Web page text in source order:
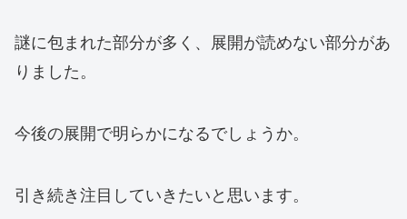
謎に包まれた部分が多く、展開が読めない部分があ
りました。
今後の展開で明らかになるでしょうか。
引き続き注目していきたいと思います。